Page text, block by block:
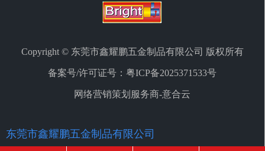
Copyright © 东莞市鑫耀鹏五金制品有限公司 版权所有
备案号/许可证号： 粤ICP备2025371533号
网络营销策划服务商-意合云
东莞市鑫耀鹏五金制品有限公司